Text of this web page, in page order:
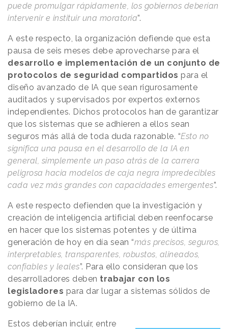
puede promulgar rápidamente, los gobiernos deberían
intervenir e instituir una moratoria”.
A este respecto, la organización defiende que esta
pausa de seis meses debe aprovecharse para el
desarrollo e implementación de un conjunto de
protocolos de seguridad compartidos para el
diseño avanzado de IA que sean rigurosamente
auditados y supervisados por expertos externos
independientes. Dichos protocolos han de garantizar
que los sistemas que se adhieren a ellos sean
seguros más allá de toda duda razonable. “Esto no
significa una pausa en el desarrollo de la IA en
general, simplemente un paso atrás de la carrera
peligrosa hacia modelos de caja negra impredecibles
cada vez más grandes con capacidades emergentes”.
A este respecto defienden que la investigación y
creación de inteligencia artificial deben reenfocarse
en hacer que los sistemas potentes y de última
generación de hoy en día sean “más precisos, seguros,
interpretables, transparentes, robustos, alineados,
confiables y leales”. Para ello consideran que los
desarrolladores deben trabajar con los
legisladores para dar lugar a sistemas sólidos de
gobierno de la IA.
Estos deberían incluir, entre